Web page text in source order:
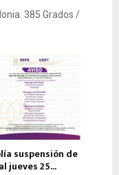
385 Grados /
suspensión de
jueves 25...